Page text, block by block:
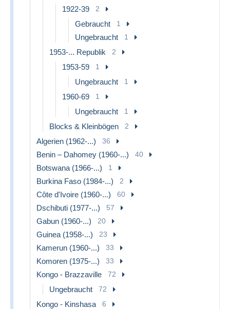
1922-39 2
Gebraucht 1
Ungebraucht 1
1953-... Republik 2
1953-59 1
Ungebraucht 1
1960-69 1
Ungebraucht 1
Blocks & Kleinbögen 2
Algerien (1962-...) 36
Benin – Dahomey (1960-...) 40
Botswana (1966-...) 1
Burkina Faso (1984-...) 2
Côte d'Ivoire (1960-...) 60
Dschibuti (1977-...) 57
Gabun (1960-...) 20
Guinea (1958-...) 23
Kamerun (1960-...) 33
Komoren (1975-...) 33
Kongo - Brazzaville 72
Ungebraucht 72
Kongo - Kinshasa 6